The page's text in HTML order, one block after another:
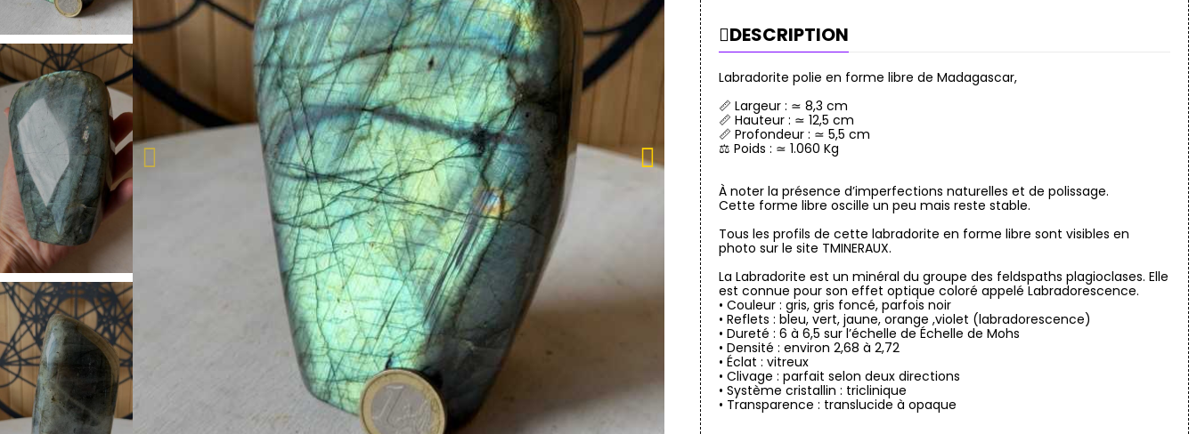
DESCRIPTION
Labradorite polie en forme libre de Madagascar,
📏 Largeur : ≃ 8,3 cm
📏 Hauteur : ≃ 12,5 cm
📏 Profondeur : ≃ 5,5 cm
⚖️ Poids : ≃ 1.060 Kg
À noter la présence d’imperfections naturelles et de polissage.
Cette forme libre oscille un peu mais reste stable.
Tous les profils de cette labradorite en forme libre sont visibles en
photo sur le site TMINERAUX.
La Labradorite est un minéral du groupe des feldspaths plagioclases. Elle
est connue pour son effet optique coloré appelé Labradorescence.
• Couleur : gris, gris foncé, parfois noir
• Reflets : bleu, vert, jaune, orange ,violet (labradorescence)
• Dureté : 6 à 6,5 sur l’échelle de Échelle de Mohs
• Densité : environ 2,68 à 2,72
• Éclat : vitreux
• Clivage : parfait selon deux directions
• Système cristallin : triclinique
• Transparence : translucide à opaque